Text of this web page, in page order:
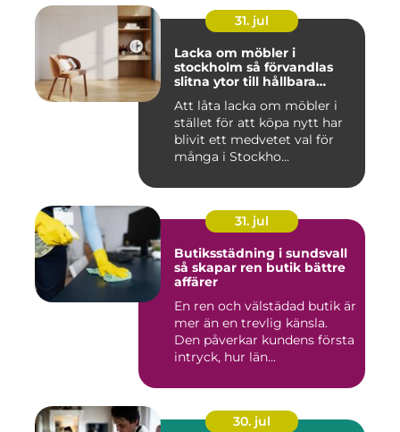
31. jul
Lacka om möbler i
stockholm så förvandlas
slitna ytor till hållbara
Att låta lacka om möbler i
stället för att köpa nytt har
blivit ett medvetet val för
många i Stockho...
31. jul
Butiksstädning i sundsvall
så skapar ren butik bättre
affärer
En ren och välstädad butik är
mer än en trevlig känsla.
Den påverkar kundens första
intryck, hur län...
30. jul